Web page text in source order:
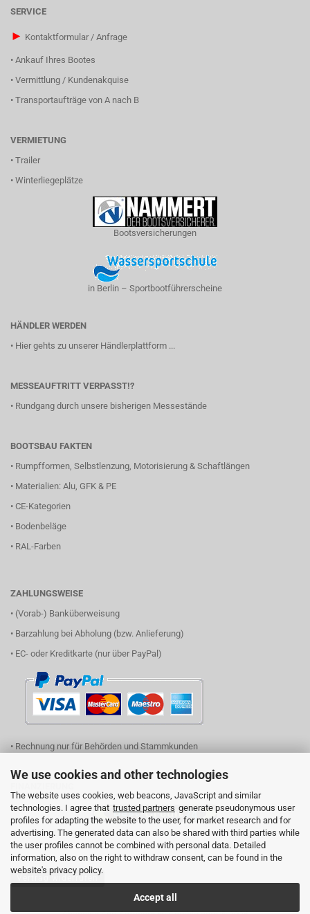
We use cookies and other technologies
The website uses cookies, web beacons, JavaScript and similar
technologies. I agree that trusted partners generate pseudonymous user
profiles for adapting the website to the user, for market research and for
advertising. The generated data can also be shared with third parties while
the user profiles cannot be combined with personal data. Detailed
information, also on the right to withdraw consent, can be found in the
website's privacy policy.
Accept all
SERVICE
► Kontaktformular / Anfrage
• Ankauf Ihres Bootes
• Vermittlung / Kundenakquise
• Transportaufträge von A nach B
VERMIETUNG
• Trailer
• Winterliegeplätze
Bootsversicherungen
in Berlin – Sportbootführerscheine
HÄNDLER WERDEN
• Hier gehts zu unserer Händlerplattform ...
MESSEAUFTRITT VERPASST!?
• Rundgang durch unsere bisherigen Messestände
BOOTSBAU FAKTEN
• Rumpfformen, Selbstlenzung, Motorisierung & Schaftlängen
• Materialien: Alu, GFK & PE
• CE-Kategorien
• Bodenbeläge
• RAL-Farben
ZAHLUNGSWEISE
• (Vorab-) Banküberweisung
• Barzahlung bei Abholung (bzw. Anlieferung)
• EC- oder Kreditkarte (nur über PayPal)
• Rechnung nur für Behörden und Stammkunden
(einfach Logo anklicken und Ihren Finanzierungsbedarf eingeben)
Vertrag widerrufen